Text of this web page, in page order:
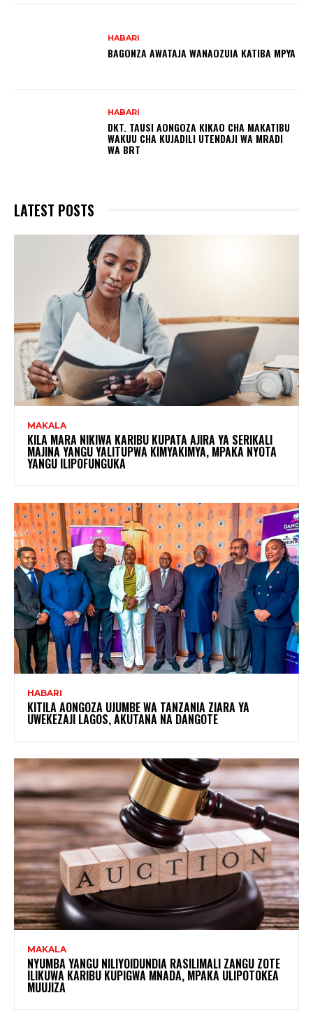
HABARI
BAGONZA AWATAJA WANAOZUIA KATIBA MPYA
HABARI
DKT. TAUSI AONGOZA KIKAO CHA MAKATIBU
WAKUU CHA KUJADILI UTENDAJI WA MRADI
WA BRT
LATEST POSTS
MAKALA
KILA MARA NIKIWA KARIBU KUPATA AJIRA YA SERIKALI
MAJINA YANGU YALITUPWA KIMYAKIMYA, MPAKA NYOTA
YANGU ILIPOFUNGUKA
HABARI
KITILA AONGOZA UJUMBE WA TANZANIA ZIARA YA
UWEKEZAJI LAGOS, AKUTANA NA DANGOTE
MAKALA
NYUMBA YANGU NILIYOIDUNDIA RASILIMALI ZANGU ZOTE
ILIKUWA KARIBU KUPIGWA MNADA, MPAKA ULIPOTOKEA
MUUJIZA